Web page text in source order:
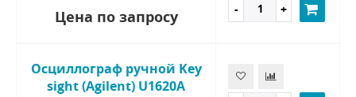
Цена по запросу
Осциллограф ручной Key
sight (Agilent) U1620A